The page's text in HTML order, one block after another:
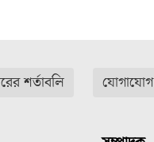
শর্তাবলি যোগাযোগ